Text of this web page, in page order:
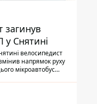
загинув
у Снятині
велосипедист
напрямок руху
мікроавтобус